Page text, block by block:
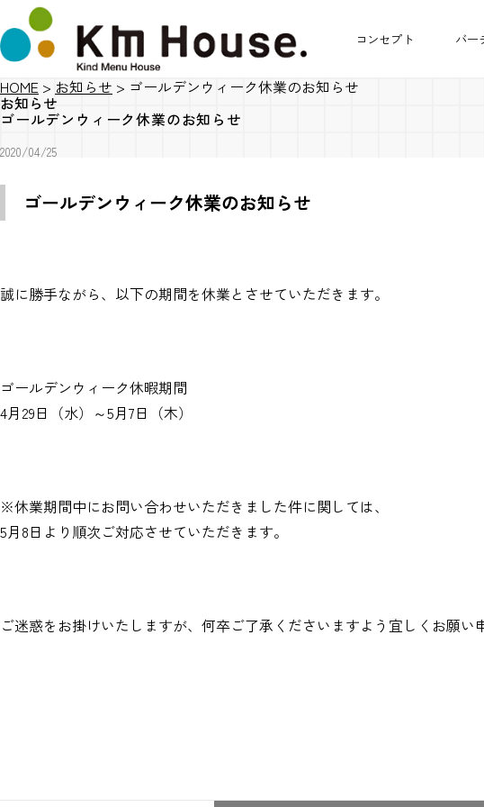
コンセプト バー
HOME > お知らせ > ゴールデンウィーク休業のお知らせ
お知らせ
ゴールデンウィーク休業のお知らせ
2020/04/25
ゴールデンウィーク休業のお知らせ
誠に勝手ながら、以下の期間を休業とさせていただきます。
ゴールデンウィーク休暇期間
4月29日（水）～5月7日（木）
※休業期間中にお問い合わせいただきました件に関しては、
5月8日より順次ご対応させていただきます。
ご迷惑をお掛けいたしますが、何卒ご了承くださいますよう宜しくお願い